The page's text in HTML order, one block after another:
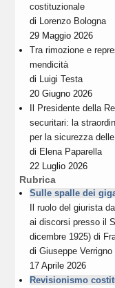
costituzionale
di
Lorenzo Bologna
29 Maggio 2026
Tra rimozione e
mendicità
di
Luigi Testa
20 Giugno 2026
Il Presidente della
securitari: la
per la sicurezza
di Elena Paparella
22 Luglio 2026
Rubrica
Sulle spalle dei
Il ruolo del giurista
ai discorsi presso il
dicembre 1925) di
diGiuseppe Verrigno
17 Aprile 2026
Revisionismo